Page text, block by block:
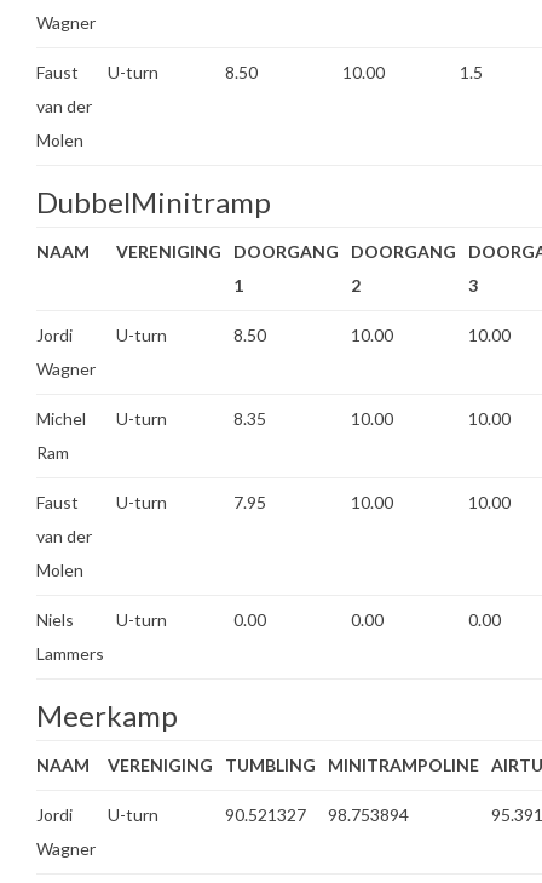
Wagner
Faust
van der
Molen
U-turn 8.50 10.00 1.5
DubbelMinitramp
NAAM VERENIGING
DOORGANG
1
DOORGANG
2
3
Jordi
Wagner
U-turn 8.50 10.00 10.00
Michel
Ram
U-turn 8.35 10.00 10.00
Faust
van der
Molen
U-turn 7.95 10.00 10.00
Niels
Lammers
U-turn 0.00 0.00 0.00
Meerkamp
NAAM VERENIGING TUMBLING MINITRAMPOLINE
Jordi
Wagner
U-turn 90.521327 98.753894